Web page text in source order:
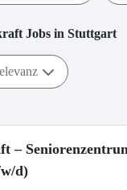
Jobs in Stuttgart
–
d)